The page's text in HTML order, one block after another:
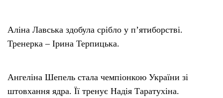
Аліна Лавська здобула срібло у п’ятиборстві.
Тренерка – Ірина Терпицька.
Ангеліна Шепель стала чемпіонкою України зі
штовхання ядра. Її тренує Надія Таратухіна.